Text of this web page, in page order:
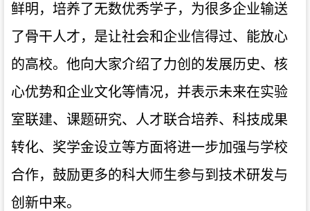
鲜明，培养了无数优秀学子，为很多企业输送
了骨干人才，是让社会和企业信得过、能放心
的高校。他向大家介绍了力创的发展历史、核
心优势和企业文化等情况，并表示未来在实验
室联建、课题研究、人才联合培养、科技成果
转化、奖学金设立等方面将进一步加强与学校
合作，鼓励更多的科大师生参与到技术研发与
创新中来。